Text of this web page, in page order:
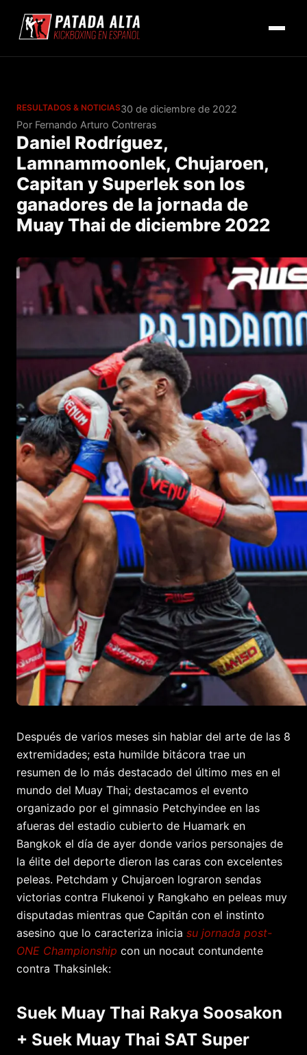
RESULTADOS & NOTICIAS30 de diciembre de 2022
Por Fernando Arturo Contreras
Daniel Rodríguez,
Lamnammoonlek, Chujaroen,
Capitan y Superlek son los
ganadores de la jornada de
Muay Thai de diciembre 2022
Después de varios meses sin hablar del arte de las 8
extremidades; esta humilde bitácora trae un
resumen de lo más destacado del último mes en el
mundo del Muay Thai; destacamos el evento
organizado por el gimnasio Petchyindee en las
afueras del estadio cubierto de Huamark en
Bangkok el día de ayer donde varios personajes de
la élite del deporte dieron las caras con excelentes
peleas. Petchdam y Chujaroen lograron sendas
victorias contra Flukenoi y Rangkaho en peleas muy
disputadas mientras que Capitán con el instinto
asesino que lo caracteriza inicia su jornada post-
ONE Championship con un nocaut contundente
contra Thaksinlek:
Suek Muay Thai Rakya Soosakon
+ Suek Muay Thai SAT Super